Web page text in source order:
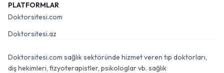
PLATFORMLAR
Doktorsitesi.com
Doktorsitesi.az
Doktorsitesi.com sağlık sektöründe hizmet veren tıp doktorları,
diş hekimleri, fizyoterapistler, psikologlar vb. sağlık